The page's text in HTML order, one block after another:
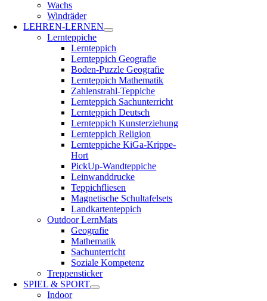
Wachs
Windräder
LEHREN-LERNEN
Lernteppiche
Lernteppich
Lernteppich Geografie
Boden-Puzzle Geografie
Lernteppich Mathematik
Zahlenstrahl-Teppiche
Lernteppich Sachunterricht
Lernteppich Deutsch
Lernteppich Kunsterziehung
Lernteppich Religion
Lernteppiche KiGa-Krippe-
Hort
PickUp-Wandteppiche
Leinwanddrucke
Teppichfliesen
Magnetische Schultafelsets
Landkartenteppich
Outdoor LernMats
Geografie
Mathematik
Sachunterricht
Soziale Kompetenz
Treppensticker
SPIEL & SPORT
Indoor